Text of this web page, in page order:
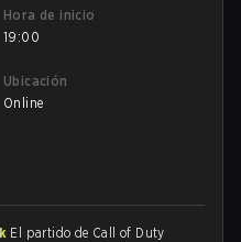
Hora de inicio
19:00
Ubicación
Online
El partido de Call of Duty